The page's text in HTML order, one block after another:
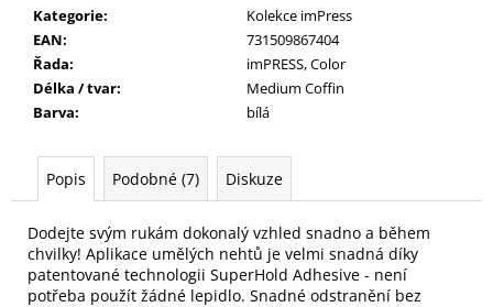
Kategorie:
Kolekce imPress
EAN:
731509867404
Řada:
imPRESS, Color
Délka / tvar:
Medium Coffin
Barva: bílá
Popis Podobné (7) Diskuze
Dodejte svým rukám dokonalý vzhled snadno a během
chvilky! Aplikace umělých nehtů je velmi snadná díky
patentované technologii SuperHold Adhesive - není
potřeba použít žádné lepidlo. Snadné odstranění bez
89
Kč